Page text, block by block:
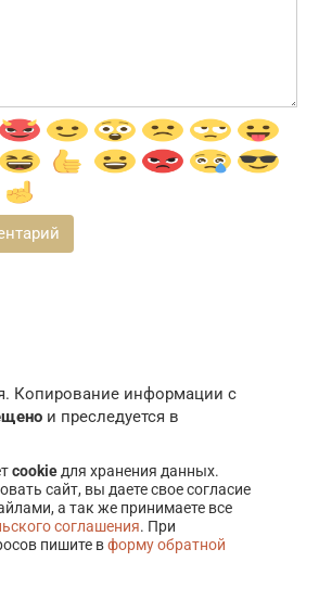
Копирование информации с
и преследуется в
cookieдля хранения данных.
сайт, вы даете свое согласие
а так же принимаете все
соглашения. При
пишите вформу обратной